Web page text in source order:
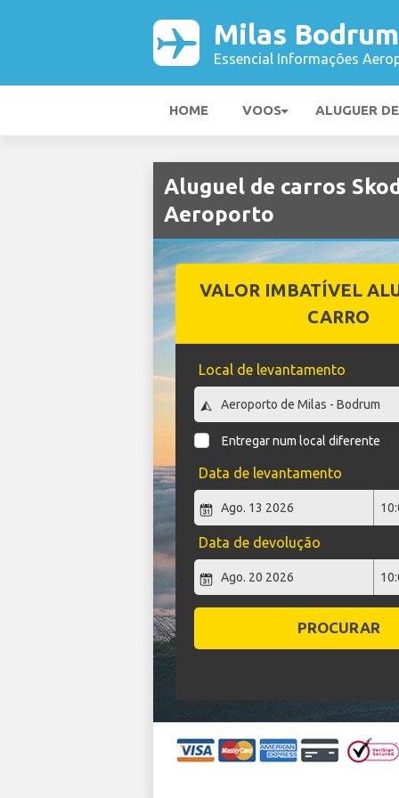
Milas
Essencial Informações
HOME VOOS ALUGUER
Aluguel de carros
Aeroporto
VALOR IMBATÍVEL
CARRO
Local de levantamento
Entregar num local diferente
Data de levantamento
Data de devolução
PROCURAR